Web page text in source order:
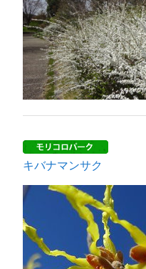
キバナマンサク